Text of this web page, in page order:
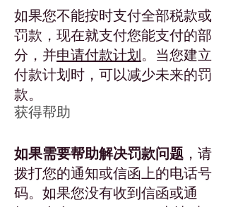
如果您不能按时支付全部税款或
罚款，现在就支付您能支付的部
分，并申请付款计划。当您建立
付款计划时，可以减少未来的罚
款。
获得帮助
如果需要帮助解决罚款问题 ，请
拨打您的通知或信函上的电话号
码。如果您没有收到信函或通